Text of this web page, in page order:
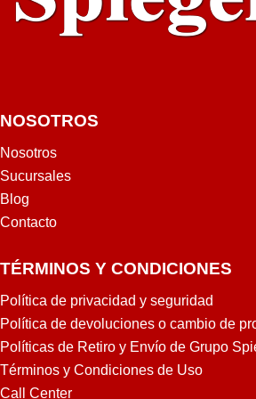
NOSOTROS
Nosotros
Sucursales
Blog
Contacto
TÉRMINOS Y CONDICIONES
Política de privacidad y seguridad
Política de devoluciones o cambio de
Políticas de Retiro y Envío de Grupo
Términos y Condiciones de Uso
Call Center